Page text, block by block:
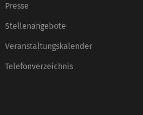
Presse
Stellenangebote
Veranstaltungskalender
Telefonverzeichnis